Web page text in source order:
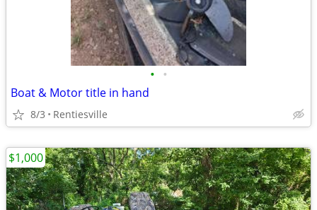
• •
Boat & Motor title in hand
8/3 Rentiesville
$1,000